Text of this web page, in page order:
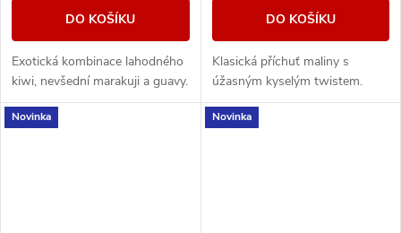
DO KOŠÍKU
Exotická kombinace lahodného
kiwi, nevšední marakuji a guavy.
DO KOŠÍKU
Klasická příchuť maliny s
úžasným kyselým twistem.
Novinka Novinka